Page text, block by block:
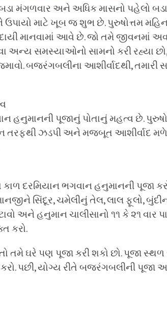
મંગળવાર અને અધિક માસનો પહેલો
માટે ખૂબ જ શુભ છે. પુરુષોત્તમ
માનવામાં આવે છે. જો તમે જીવનમાં
અન્ય સમસ્યાઓનો સામનો કરી રહ્યા
બજરંગબલીના આશીર્વાદથી,
હનુમાનની પૂજાનું પોતાનું મહત્વ છે.
તરફથી ઝડપી અને મજબૂત આશીર્વાદ
દરમિયાન ભગવાન હનુમાનની પૂજા
સિંદૂર, ચમેલીનું તેલ, લાલ ફૂલો,
અને હનુમાન ચાલીસાનો ૧૧ કે ૨૧ વાર
કરો.
તમે ઘરે પણ પૂજા કરી શકો છો. પૂજા સ્થળ
કરો. પછી, યોગ્ય રીતે બજરંગબલીની